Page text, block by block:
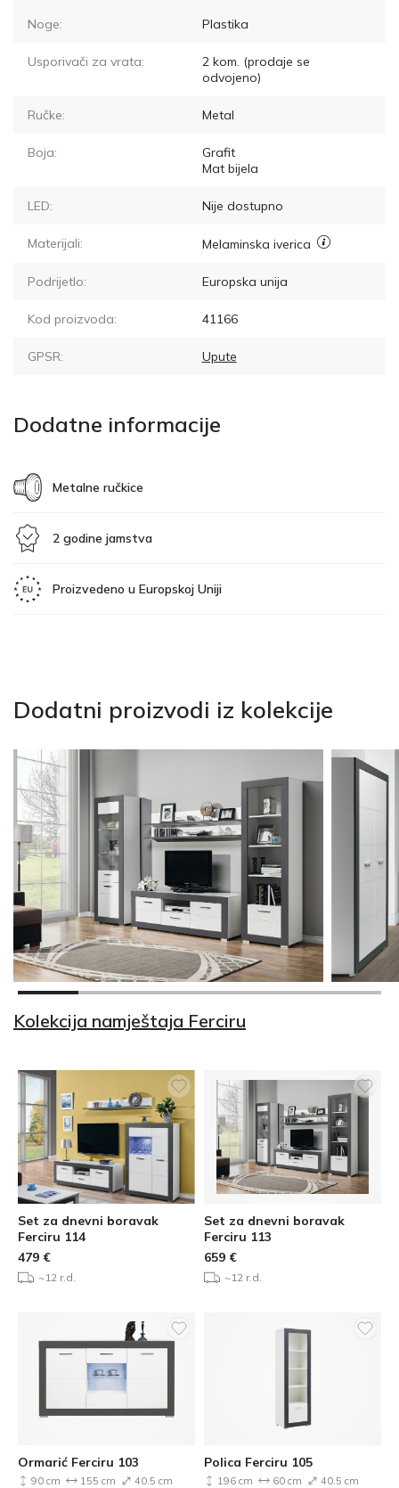
Noge: Plastika
Usporivači za vrata: 2kom. (prodaje se
odvojeno)
Ručke: Metal
Boja:
Grafit
Mat bijela
LED: Nije dostupno
Materijali: Melaminska iverica
Podrijetlo: Europska unija
Kod proizvoda: 41166
GPSR: Upute
Dodatne informacije
Metalne ručkice
2 godine jamstva
Proizvedeno u Europskoj Uniji
Dodatni proizvodi iz kolekcije
Kolekcija namještaja Ferciru
Set za dnevni boravak
Ferciru 114
479 €
~12 r.d.
Set za dnevni boravak
Ferciru 113
659 €
~12 r.d.
Ormarić Ferciru 103
90 cm 155 cm 40.5 cm
Polica Ferciru 105
196 cm 60 cm 40.5 cm